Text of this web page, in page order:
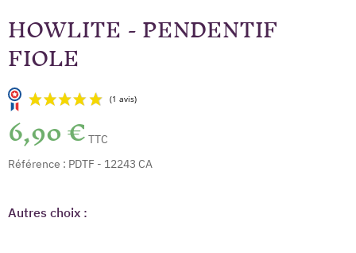
HOWLITE - PENDENTIF
FIOLE
6,90 € TTC
Référence : PDTF - 12243 CA
Autres choix :